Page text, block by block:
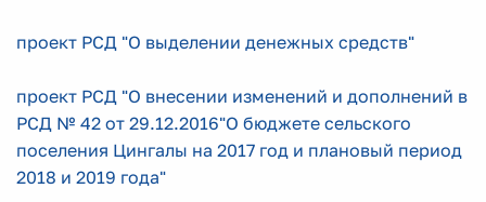
проект РСД "О выделении денежных средств"
проект РСД "О внесении изменений и дополнений в
РСД № 42 от 29.12.2016"О бюджете сельского
поселения Цингалы на 2017 год и плановый период
2018 и 2019 года"